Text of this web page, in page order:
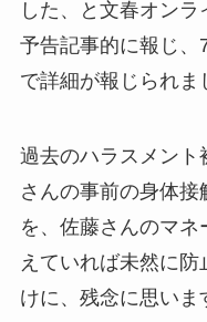
した、と文春オン
予告記事的に報じ、
で詳細が報じられま
過去のハラスメント
さんの事前の身体
を、佐藤さんのマ
えていれば未然に
けに、残念に思いま